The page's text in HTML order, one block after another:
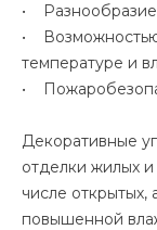
•
•
температуре и
•
Декоративные
отделки жилых
числе
повышенной